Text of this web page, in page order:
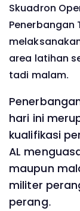
Skuadron
Penerbangan
area latihan
tadi malam.
hari ini
kualifikasi
AL
maupun
militer
perang.